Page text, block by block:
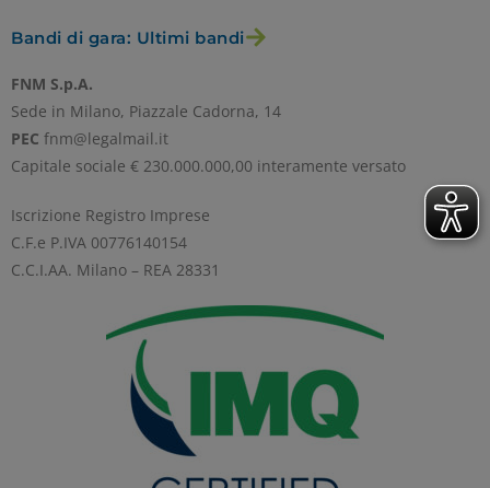
Bandi di gara: Ultimi bandi
FNM S.p.A.
Sede in Milano, Piazzale Cadorna, 14
PEC fnm@legalmail.it
Capitale sociale € 230.000.000,00 interamente versato
Iscrizione Registro Imprese
C.F.e P.IVA 00776140154
C.C.I.AA. Milano – REA 28331